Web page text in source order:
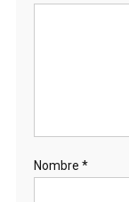
Nombre *